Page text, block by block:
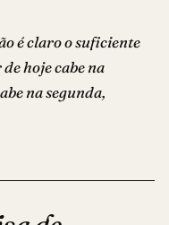
é claro o suficiente
hoje cabe na
na segunda,